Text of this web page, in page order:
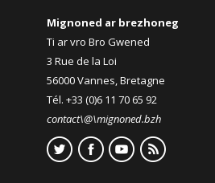
Mignoned ar brezhoneg
Ti ar vro Bro Gwened
3 Rue de la Loi
56000 Vannes, Bretagne
Tél. +33 (0)6 11 70 65 92
contact\@\mignoned.bzh